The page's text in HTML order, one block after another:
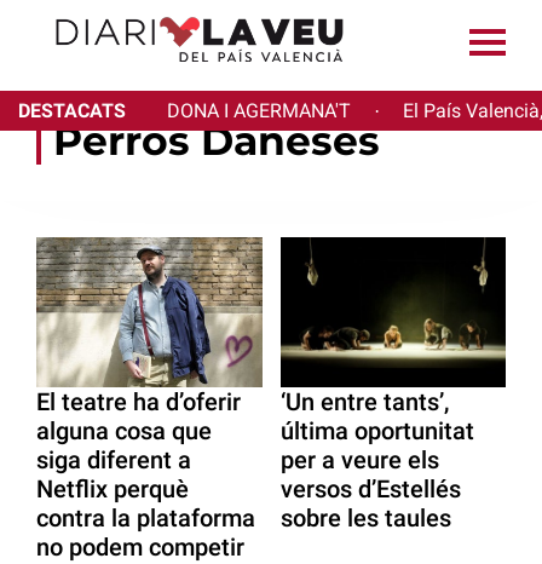
DESTACATS DONA I AGERMANA'T · El País
Perros Daneses
El teatre ha d’oferir
alguna cosa que
siga diferent a
Netflix perquè
contra la plataforma
no podem competir
‘Un entre tants’,
última oportunitat
per a veure els
versos d’Estellés
sobre les taules